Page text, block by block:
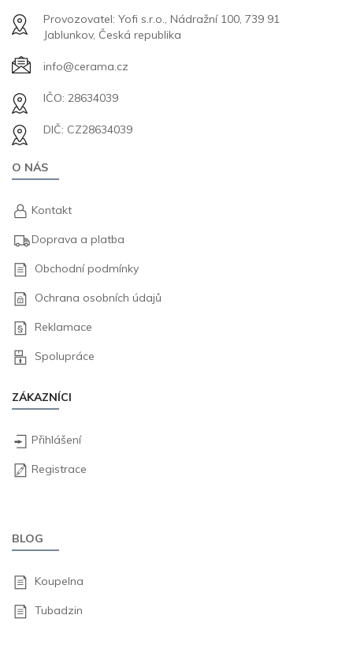
Provozovatel: Yofi s.r.o., Nádražní 100, 739 91
Jablunkov, Česká republika
info@cerama.cz
IČO: 28634039
DIČ: CZ28634039
O NÁS
Kontakt
Doprava a platba
Obchodní podmínky
Ochrana osobních údajů
Reklamace
Spolupráce
ZÁKAZNÍCI
Přihlášení
Registrace
BLOG
Koupelna
Tubadzin